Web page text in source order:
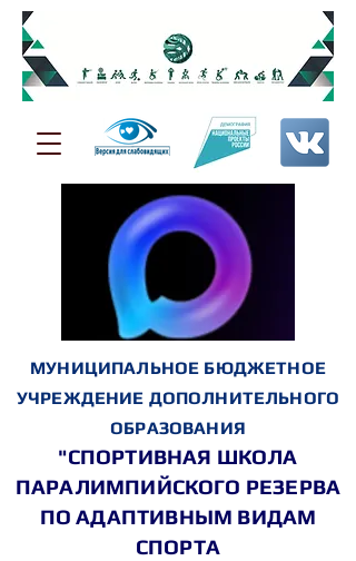
МУНИЦИПАЛЬНОЕ БЮДЖЕТНОЕ
УЧРЕЖДЕНИЕ ДОПОЛНИТЕЛЬНОГО
ОБРАЗОВАНИЯ
"СПОРТИВНАЯ ШКОЛА
ПАРАЛИМПИЙСКОГО РЕЗЕРВА
ПО АДАПТИВНЫМ ВИДАМ
СПОРТА